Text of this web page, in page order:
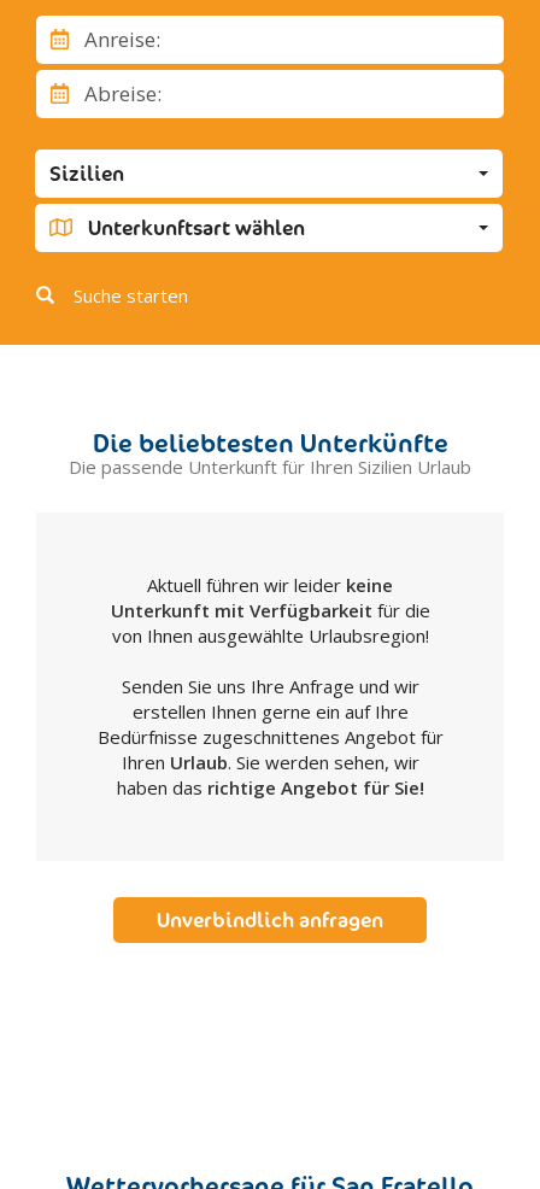
Cattolica Eraclea
Cianciana
Comitini
Eraclea Minoa
Favara
Grotte
Joppolo Giancaxio
Lampedusa
Licata
Lucca Sicula
Montevago
Raffadali
Realmonte
Sambuca di Sicilia
San Biagio Platani
Santa Margherita di Belice
Sant'Angelo Muxaro
Anreise:
Abreise:
Sizilien
Unterkunftsart wählen
Suche starten
Die beliebtesten Unterkünfte
Die passende Unterkunft für Ihren Sizilien Urlaub
Aktuell führen wir leider keine
Unterkunft mit Verfügbarkeit für die
von Ihnen ausgewählte Urlaubsregion!
Senden Sie uns Ihre Anfrage und wir
erstellen Ihnen gerne ein auf Ihre
Bedürfnisse zugeschnittenes Angebot für
Ihren Urlaub. Sie werden sehen, wir
haben das richtige Angebot für Sie!
Unverbindlich anfragen